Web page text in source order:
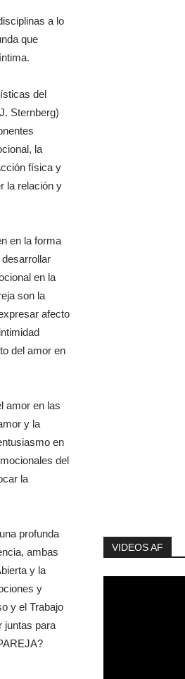
a lo
que
del
Sternberg)
la
física y
la relación y
en la forma
en la
son la
afecto
del amor en
amor en las
y la
en
del
la
profunda
ambas
y la
y
y el Trabajo
juntas para
VIDEOS AF